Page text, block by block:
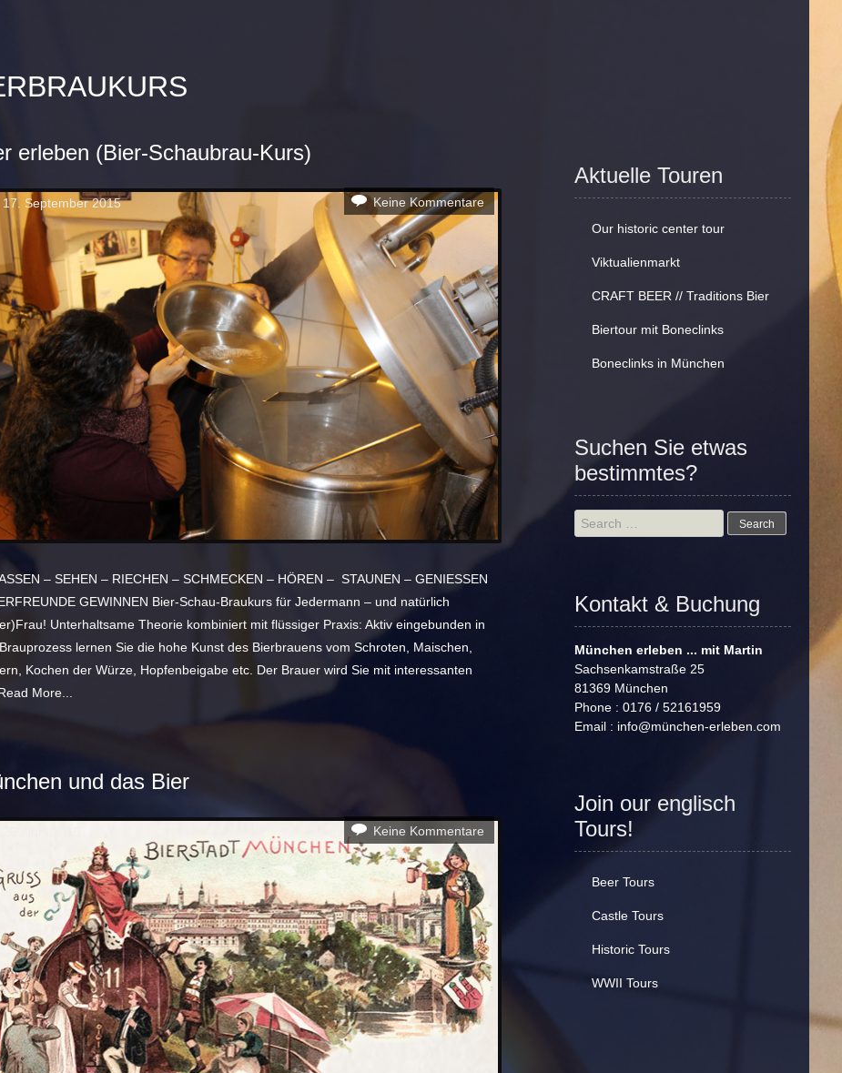
erleben (Bier-Schaubrau-Kurs)
17. September 2015 Keine Kommentare
– SEHEN – RIECHEN – SCHMECKEN – HÖREN – STAUNEN – GENIESSEN
GEWINNEN Bier-Schau-Braukurs für Jedermann – und natürlich
Unterhaltsame Theorie kombiniert mit flüssiger Praxis: Aktiv eingebunden in
lernen Sie die hohe Kunst des Bierbrauens vom Schroten, Maischen,
Kochen der Würze, Hopfenbeigabe etc. Der Brauer wird Sie mit interessanten
More...
und das Bier
Keine Kommentare
Aktuelle Touren
Our historic center tour
Viktualienmarkt
CRAFT BEER // Traditions Bier
Biertour mit Boneclinks
Boneclinks in München
Suchen Sie etwas
bestimmtes?
Search
for:
Kontakt & Buchung
München erleben ... mit Martin
Sachsenkamstraße 25
81369 München
Phone : 0176 / 52161959
Email : info@münchen-erleben.com
Join our englisch
Tours!
Beer Tours
Castle Tours
Historic Tours
WWII Tours